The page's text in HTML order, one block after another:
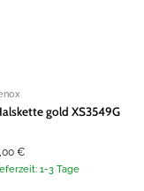
gold XS3549G
€
1-3 Tage